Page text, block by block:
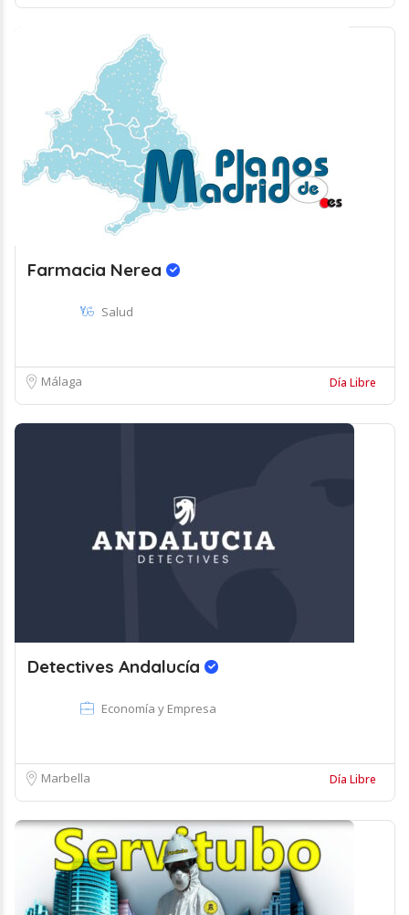
Farmacia Nerea
Salud
Málaga Día Libre
Detectives Andalucía
Economía y Empresa
Marbella Día Libre